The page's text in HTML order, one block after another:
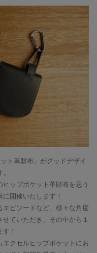
ト革財布」がグッドデザイ
ップポケット革財布を思う
開催いたします！
エピソードなど、様々な角度
ていただき、その中から１
！
クセルヒップポケットにお